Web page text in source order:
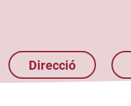
Direcció